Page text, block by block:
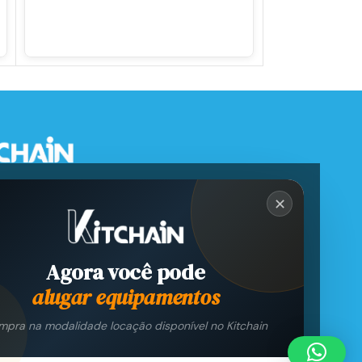
✕
Agora você pode
alugar equipamentos
na modalidade locação disponível no Kitchain